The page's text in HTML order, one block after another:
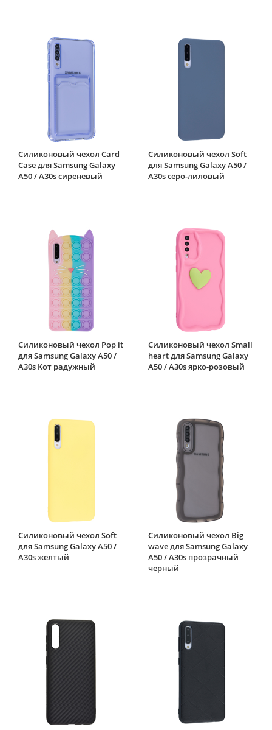
Силиконовый чехол Card
Case для Samsung Galaxy
A50 / A30s сиреневый
Силиконовый чехол Soft
для Samsung Galaxy A50 /
A30s серо-лиловый
Силиконовый чехол Pop it
для Samsung Galaxy A50 /
A30s Кот радужный
Силиконовый чехол Small
heart для Samsung Galaxy
A50 / A30s ярко-розовый
Силиконовый чехол Soft
для Samsung Galaxy A50 /
A30s желтый
Силиконовый чехол Big
wave для Samsung Galaxy
A50 / A30s прозрачный
черный